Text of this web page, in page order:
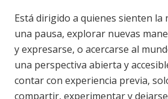
Está dirigido a quienes sienten la
una pausa, explorar nuevas
y expresarse, o acercarse al
una perspectiva abierta y
contar con experiencia previa,
compartir, experimentar y